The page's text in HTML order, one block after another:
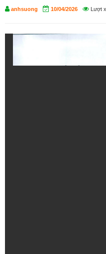
anhsuong 10/04/2026 Lượt